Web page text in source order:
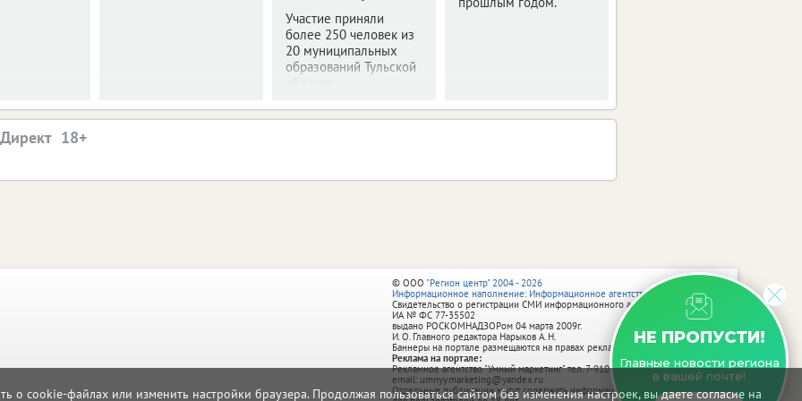
о cookie-файлах или изменить настройки браузера. Продолжая пользоваться сайтом без изменения настроек, вы даете согласие на
Участие приняли
более 250 человек из
20 муниципальных
образований Тульской
области.
НЕ ПРОПУСТИ!
Главные новости региона
в вашей почте!
© ООО "Регион центр" 2004 - 2026
Информационное наполнение: Информационное агентство vRossii.ru
Свидетельство о регистрации СМИ информационного агентства vRossii.ru
ИА № ФС 77‑35502
выдано РОСКОМНАДЗОРом 04 марта 2009г.
И. О. Главного редактора Нарыков А. Н.
Баннеры на портале размещаются на правах рекламы.
Реклама на портале:
Рекламное агентство "Умный маркетинг" тел. 7-910-267-70-40,
email: umnyy.marketing@yandex.ru
Отдельные публикации могут содержать информацию, не предназначенную